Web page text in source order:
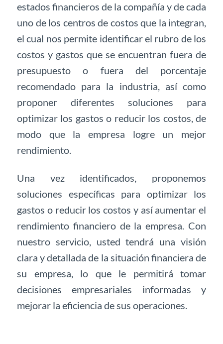
estados financieros de la compañía y de cada
uno de los centros de costos que la integran,
el cual nos permite identificarel rubro delos
costos y gastos que se encuentran fuera de
presupuesto o fuera del porcentaje
recomendado para la industria, así como
proponer diferentes soluciones para
optimizar los gastos o reducir los costos, de
modo que la empresa logre un mejor
rendimiento.
Una vez identificados, proponemos
soluciones específicas para optimizar los
gastos o reducir los costos y así aumentar el
rendimiento financiero de la empresa. Con
nuestro servicio, usted tendrá una visión
clara y detallada de la situación financiera de
su empresa, lo que le permitirá tomar
decisiones empresariales informadas y
mejorar la eficiencia de sus operaciones.